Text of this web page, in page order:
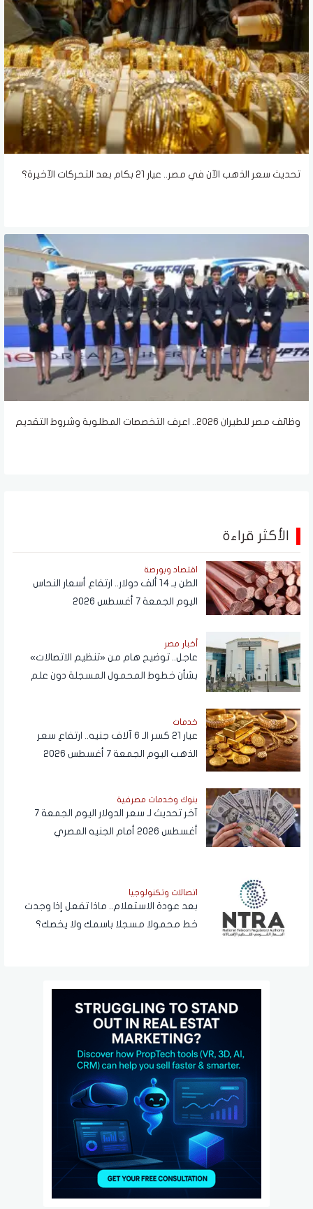
تحديث سعر الذهب الآن في مصر.. عيار 21 بكام بعد التحركات الآخيرة؟
وظائف مصر للطيران 2026.. اعرف التخصصات المطلوبة وشروط التقديم
الأكثر قراءة
اقتصاد وبورصة
الطن بـ 14 ألف دولار.. ارتفاع أسعار النحاس
اليوم الجمعة 7 أغسطس 2026
أخبار مصر
عاجل.. توضيح هام من «تنظيم الاتصالات»
بشأن خطوط المحمول المسجلة دون علم
خدمات
عيار 21 كسر الـ 6 آلاف جنيه.. ارتفاع سعر
الذهب اليوم الجمعة 7 أغسطس 2026
بنوك وخدمات مصرفية
آخر تحديث لـ سعر الدولار اليوم الجمعة 7
أغسطس 2026 أمام الجنيه المصري
اتصالات وتكنولوجيا
بعد عودة الاستعلام.. ماذا تفعل إذا وجدت
خط محمولا مسجلا باسمك ولا يخصك؟